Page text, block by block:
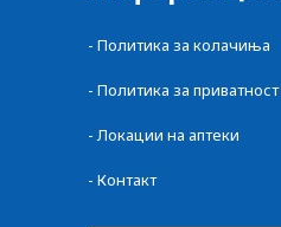
- Политика за колачиња
- Политика за приватност
-Локации на аптеки
- Контакт